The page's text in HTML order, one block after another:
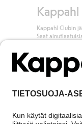
Kappahl
Kappahl Clubin
Saat
Liity